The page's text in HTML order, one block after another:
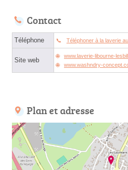
Contact
Téléphone Téléphoner à la laverie
Site web
www.laverie-libourne-
www.washndry-
Plan et adresse